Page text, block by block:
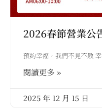
2026春節營業公
預約幸福，我們不見不散
閱讀更多 »
2025 年 12 月 15 日